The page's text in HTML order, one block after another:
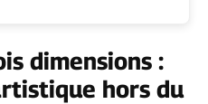
dimensions :
hors du